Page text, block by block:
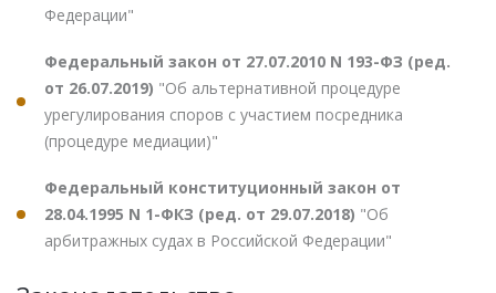
Федерации"
Федеральный закон от 27.07.2010 N 193-ФЗ (ред.
от 26.07.2019) "Об альтернативной процедуре
урегулирования споров с участием посредника
(процедуре медиации)"
Федеральный конституционный закон от
28.04.1995 N 1-ФКЗ (ред. от 29.07.2018) "Об
арбитражных судах в Российской Федерации"